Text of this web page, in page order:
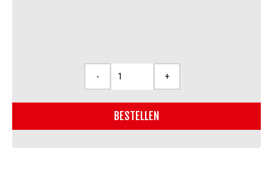
Spekfakkel
- +
BESTELLEN